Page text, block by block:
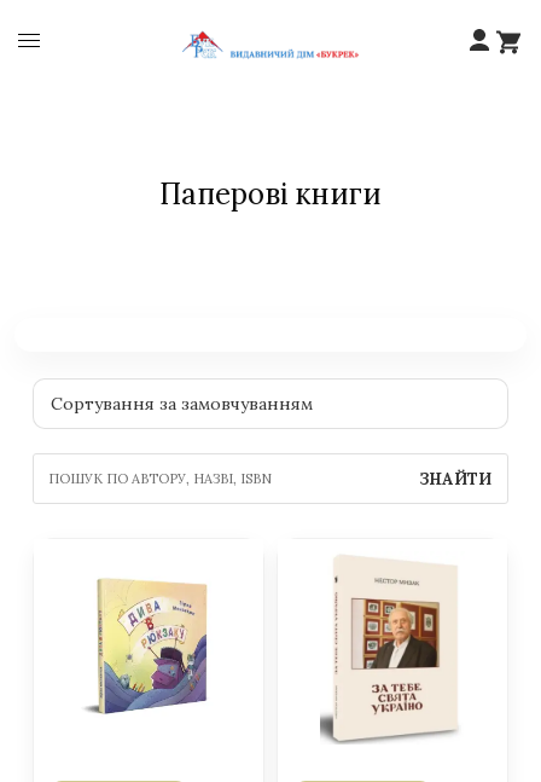
Паперові книги
ЗНАЙТИ